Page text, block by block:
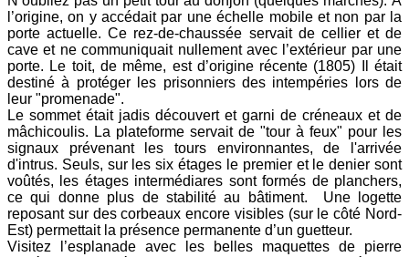
l’origine, on y accédait par une échelle mobile et non par la
porte actuelle. Ce rez-de-chaussée servait de cellier et de
cave et ne communiquait nullement avec l’extérieur par une
porte. Le toit, de même, est d’origine récente (1805) Il était
destiné à protéger les prisonniers des intempéries lors de
leur "promenade".
Le sommet était jadis découvert et garni de créneaux et de
mâchicoulis. La plateforme servait de "tour à feux" pour les
signaux prévenant les tours environnantes, de l'arrivée
d'intrus. Seuls, sur les six étages le premier et le denier sont
voûtés, les étages intermédiares sont formés de planchers,
ce qui donne plus de stabilité au bâtiment. Une logette
reposant sur des corbeaux encore visibles (sur le côté Nord-
Est) permettait la présence permanente d’un guetteur.
Visitez l’esplanade avec les belles maquettes de pierre